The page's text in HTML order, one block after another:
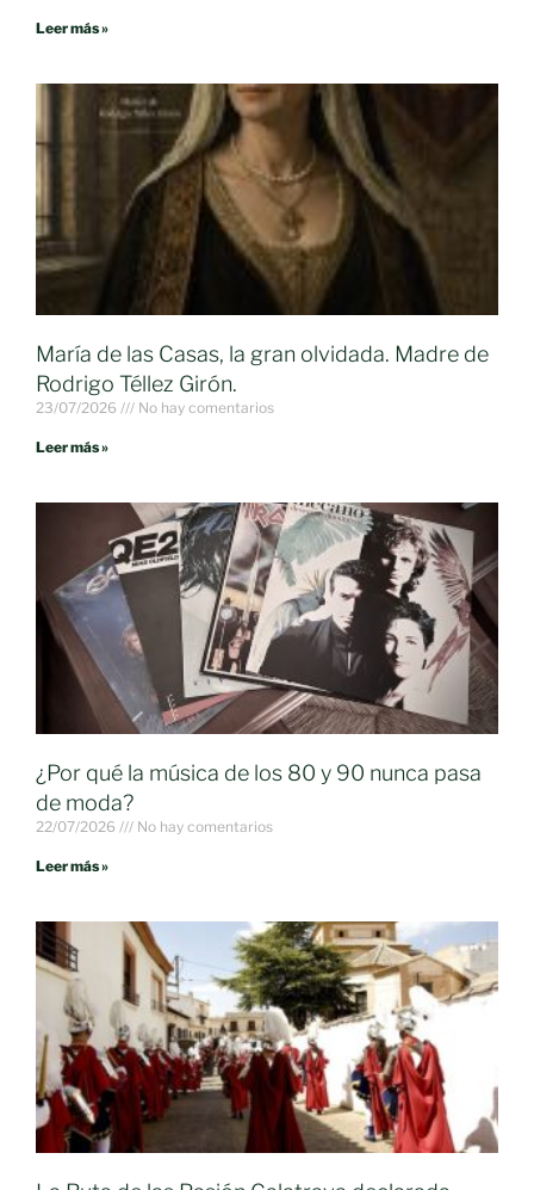
Leer más »
María de las Casas, la gran olvidada. Madre de
Rodrigo Téllez Girón.
23/07/2026 No hay comentarios
Leer más »
¿Por qué la música de los 80 y 90 nunca pasa
de moda?
22/07/2026 No hay comentarios
Leer más »